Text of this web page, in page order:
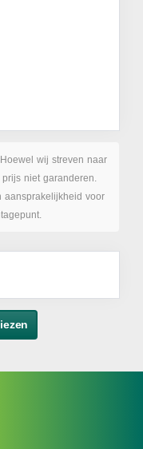
wij streven naar
niet garanderen.
aansprakelijkheid voor